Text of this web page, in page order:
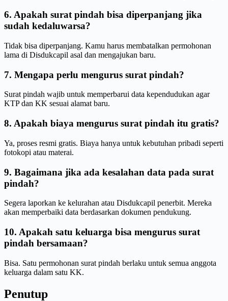
6. Apakah surat pindah bisa diperpanjang jika
sudah kedaluwarsa?
Tidak bisa diperpanjang. Kamu harus membatalkan permohonan
lama di Disdukcapil asal dan mengajukan baru.
7. Mengapa perlu mengurus surat pindah?
Surat pindah wajib untuk memperbarui data kependudukan agar
KTP dan KK sesuai alamat baru.
8. Apakah biaya mengurus surat pindah itu gratis?
Ya, proses resmi gratis. Biaya hanya untuk kebutuhan pribadi seperti
fotokopi atau materai.
9. Bagaimana jika ada kesalahan data pada surat
pindah?
Segera laporkan ke kelurahan atau Disdukcapil penerbit. Mereka
akan memperbaiki data berdasarkan dokumen pendukung.
10. Apakah satu keluarga bisa mengurus surat
pindah bersamaan?
Bisa. Satu permohonan surat pindah berlaku untuk semua anggota
keluarga dalam satu KK.
Penutup